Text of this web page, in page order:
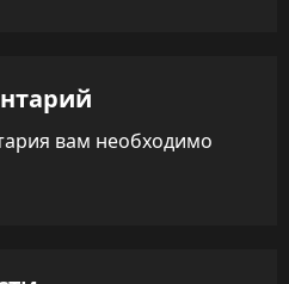
вам необходимо